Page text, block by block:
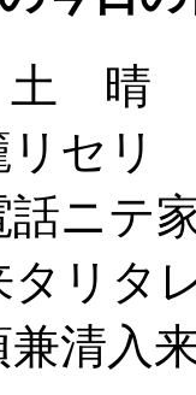
晴
リセ
ニテ
タリタ
清入